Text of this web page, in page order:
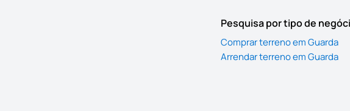
Pesquisa por tipo de
Comprar terreno em Guarda
Arrendar terreno em Guarda